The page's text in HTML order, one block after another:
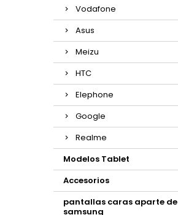
Vodafone
Asus
Meizu
HTC
Elephone
Google
Realme
Modelos Tablet
Accesorios
pantallas caras aparte de
samsung